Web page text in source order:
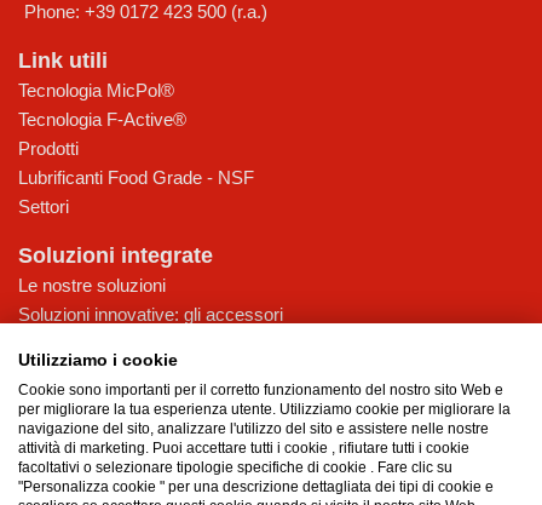
Phone: +39 0172 423 500 (r.a.)
Link utili
Tecnologia MicPol®
Tecnologia F-Active®
Prodotti
Lubrificanti Food Grade - NSF
Settori
Soluzioni integrate
Le nostre soluzioni
Soluzioni innovative: gli accessori
Consulenza
Assistenza
Interflon
Chi siamo
Utilizziamo i cookie
Cookie sono importanti per il corretto funzionamento del nostro sito Web e
per migliorare la tua esperienza utente. Utilizziamo cookie per migliorare la
navigazione del sito, analizzare l'utilizzo del sito e assistere nelle nostre
attività di marketing. Puoi accettare tutti i cookie , rifiutare tutti i cookie
facoltativi o selezionare tipologie specifiche di cookie . Fare clic su
"Personalizza cookie " per una descrizione dettagliata dei tipi di cookie e